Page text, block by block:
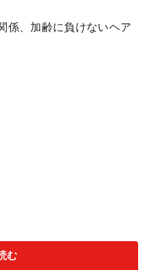
係、加齢に負けないヘア
む